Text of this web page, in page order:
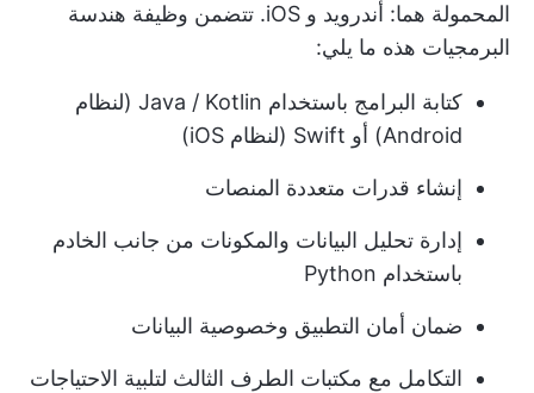
المحمولة هما: أندرويد و iOS. تتضمن وظيفة هندسة
البرمجيات هذه ما يلي:
كتابة البرامج باستخدام Java / Kotlin (لنظام
Android) أو Swift (لنظام iOS)
إنشاء قدرات متعددة المنصات
إدارة تحليل البيانات والمكونات من جانب الخادم
باستخدام Python
ضمان أمان التطبيق وخصوصية البيانات
التكامل مع مكتبات الطرف الثالث لتلبية الاحتياجات